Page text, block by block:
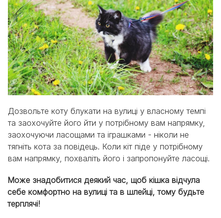
Дозвольте коту блукати на вулиці у власному темпі
та заохочуйте його йти у потрібному вам напрямку,
заохочуючи ласощами та іграшками - ніколи не
тягніть кота за повідець. Коли кіт піде у потрібному
вам напрямку, похваліть його і запропонуйте ласощі.
Може знадобитися деякий час, щоб кішка відчула
себе комфортно на вулиці та в шлейці, тому будьте
терплячі!